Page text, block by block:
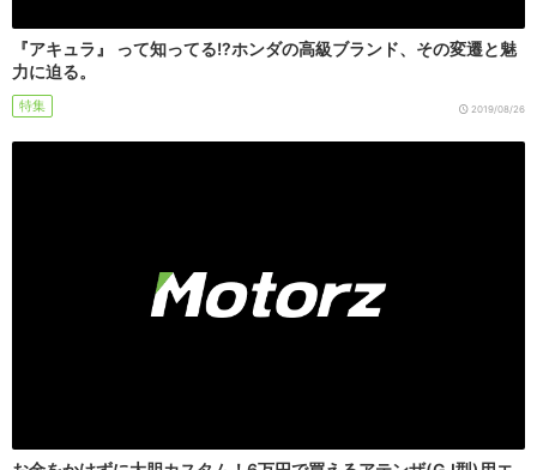
『アキュラ』 って知ってる!?ホンダの高級ブランド、その変遷と魅
力に迫る。
特集 2019/08/26